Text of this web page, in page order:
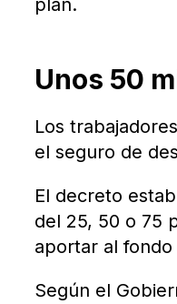
plan.
Unos 50
Los
el seguro de
El decreto
del 25, 50 o 75
aportar al
Según el